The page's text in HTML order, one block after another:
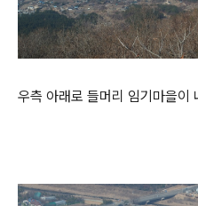
우측 아래로 들머리 임기마을이